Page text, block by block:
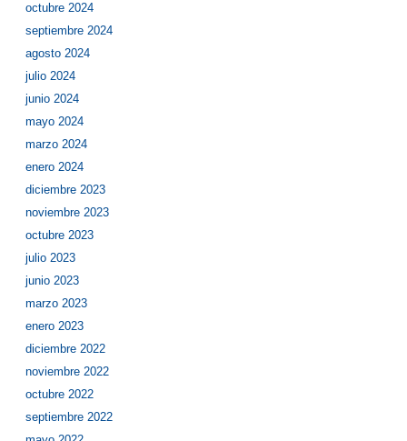
octubre 2024
septiembre 2024
agosto 2024
julio 2024
junio 2024
mayo 2024
marzo 2024
enero 2024
diciembre 2023
noviembre 2023
octubre 2023
julio 2023
junio 2023
marzo 2023
enero 2023
diciembre 2022
noviembre 2022
octubre 2022
septiembre 2022